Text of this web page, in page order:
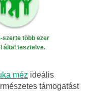
szerte több ezer
által tesztelve.
méz ideális
támogatást